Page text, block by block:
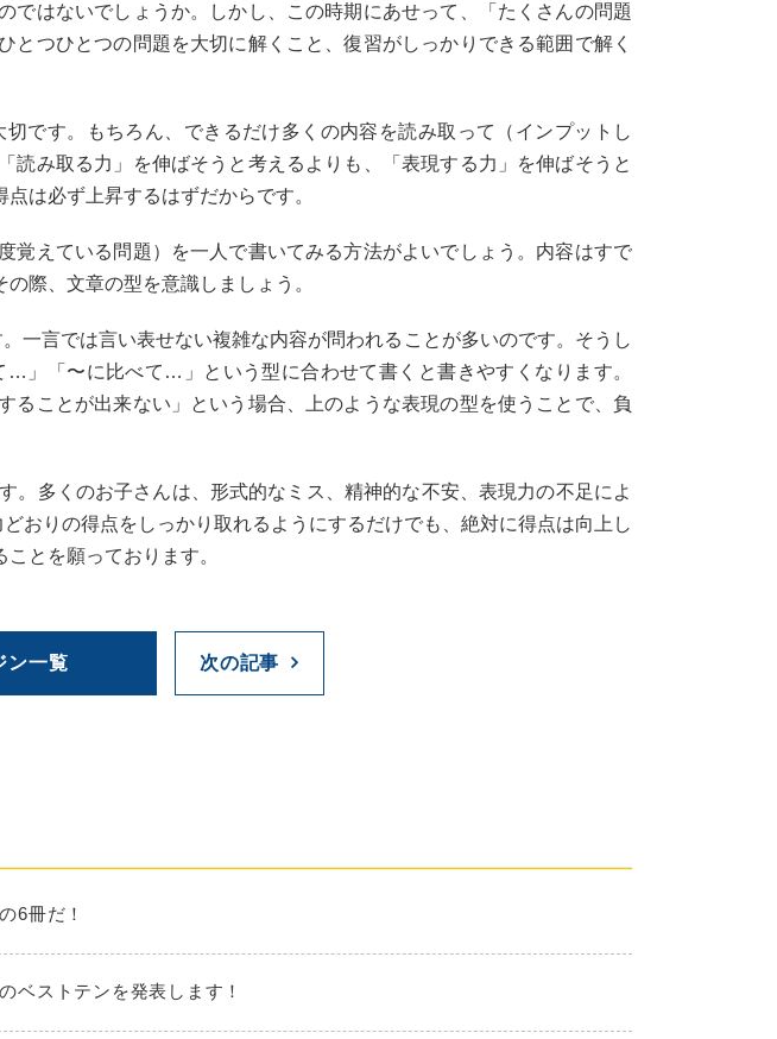
はないでしょうか。しかし、この時期にあせって、「たくさんの問題
つひとつの問題を大切に解くこと、復習がしっかりできる範囲で解く
です。もちろん、できるだけ多くの内容を読み取って（インプットし
み取る力」を伸ばそうと考えるよりも、「表現する力」を伸ばそうと
は必ず上昇するはずだからです。
えている問題）を一人で書いてみる方法がよいでしょう。内容はすで
際、文章の型を意識しましょう。
一言では言い表せない複雑な内容が問われることが多いのです。そうし
「〜に比べて…」という型に合わせて書くと書きやすくなります。
ることが出来ない」という場合、上のような表現の型を使うことで、負
。多くのお子さんは、形式的なミス、精神的な不安、表現力の不足によ
おりの得点をしっかり取れるようにするだけでも、絶対に得点は向上し
とを願っております。
ン一覧 次の記事
6冊だ！
ベストテンを発表します！